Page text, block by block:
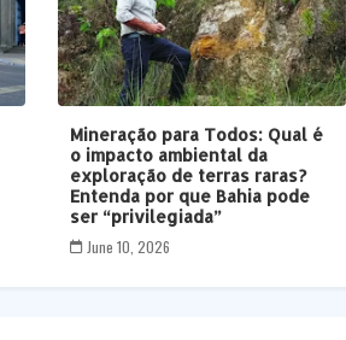
Mineração para Todos: Qual é
o impacto ambiental da
exploração de terras raras?
Entenda por que Bahia pode
ser “privilegiada”
June 10, 2026